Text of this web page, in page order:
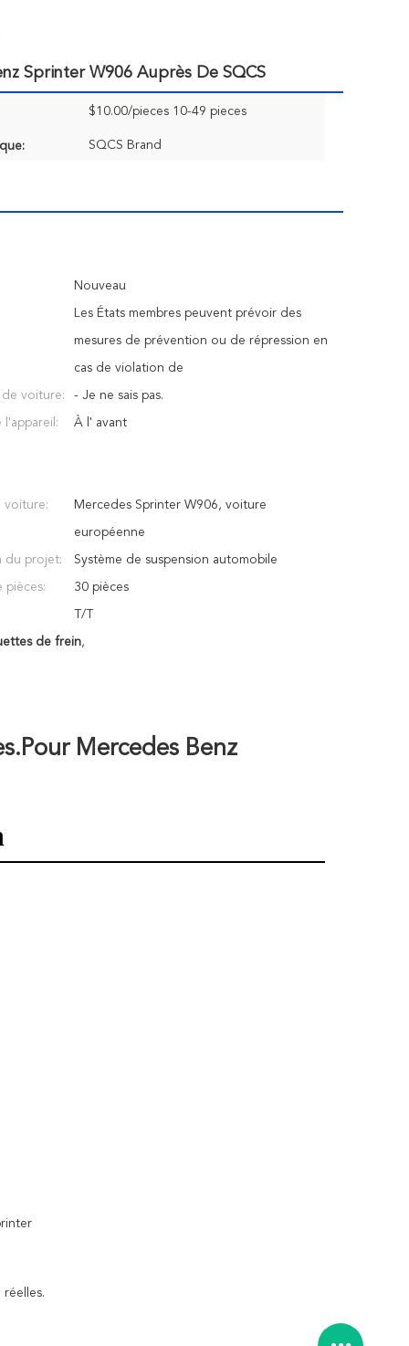
Sprinter W906 Auprès De SQCS
$10.00/pieces 10-49 pieces
SQCS Brand
Nouveau
Les États membres peuvent prévoir des
mesures de prévention ou de répression en
cas de violation de
de voiture: - Je ne sais pas.
l'appareil: À l' avant
voiture: Mercedes Sprinter W906, voiture
européenne
du projet: Système de suspension automobile
pièces: 30 pièces
T/T
de frein,
Pour Mercedes Benz